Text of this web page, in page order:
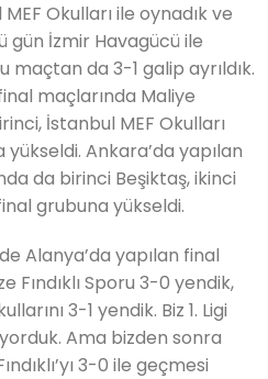
Okulları ile oynadık ve
gün İzmir Havagücü ile
maçtan da 3-1 galip ayrıldık.
maçlarında Maliye
İstanbul MEF Okulları
Ankara’da yapılan
da birinci Beşiktaş, ikinci
grubuna yükseldi.
Alanya’da yapılan final
Fındıklı Sporu 3-0 yendik,
3-1 yendik. Biz 1. Ligi
Ama bizden sonra
3-0 ile geçmesi